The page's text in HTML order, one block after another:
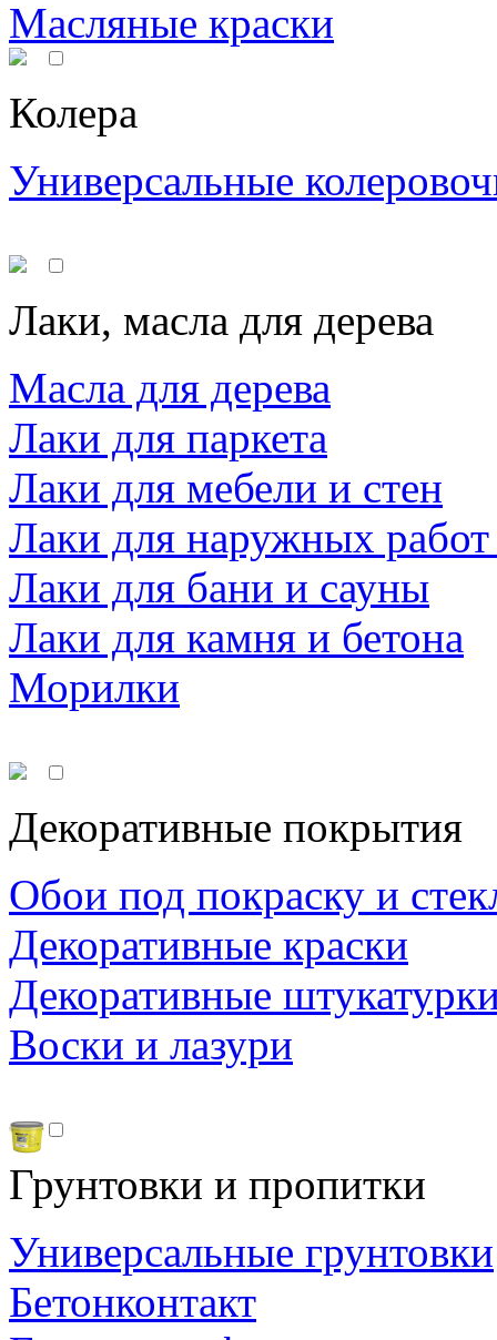
Масляные краски
Колера
Универсальные
Лаки, масла для дерева
Масла для дерева
Лаки для паркета
Лаки для мебели и стен
Лаки для наружных
Лаки для бани и сауны
Лаки для камня и бетона
Морилки
Декоративные покрытия
Обои под покраску и
Декоративные краски
Декоративные
Воски и лазури
Грунтовки и пропитки
Универсальные грунтовки
Бетонконтакт